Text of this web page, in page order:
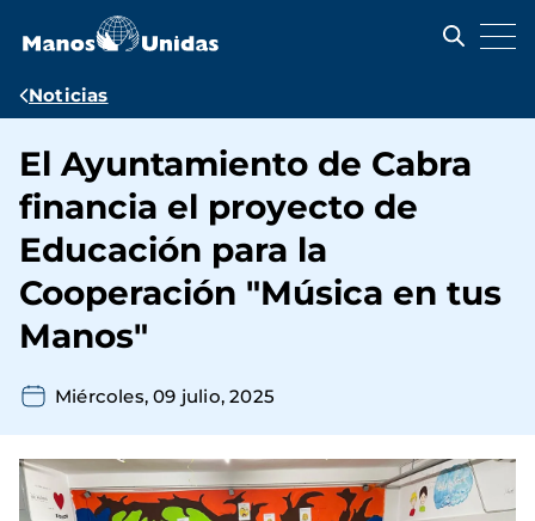
contenido
Ruta
navegación
Noticias
El Ayuntamiento de Cabra
financia el proyecto de
Educación para la
Cooperación "Música en tus
Manos"
Miércoles, 09 julio, 2025